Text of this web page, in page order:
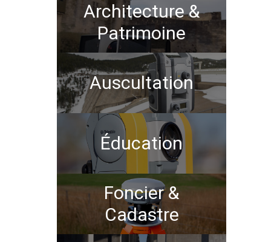
Architecture &
Patrimoine
Auscultation
Éducation
Foncier &
Cadastre